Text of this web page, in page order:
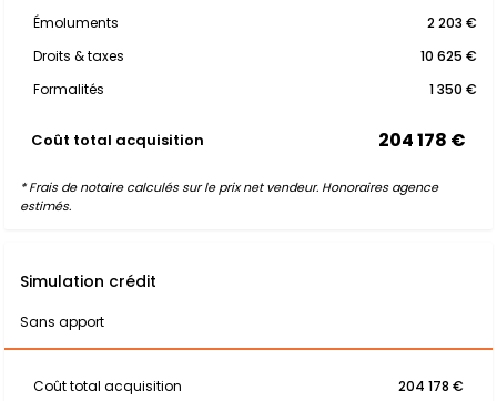
Émoluments
2 203 €
Droits & taxes
10 625 €
Formalités
1 350 €
Coût total acquisition 204 178 €
* Frais de notaire calculés sur le prix net vendeur. Honoraires agence
estimés.
Simulation crédit
Sans apport
Coût total acquisition 204 178 €